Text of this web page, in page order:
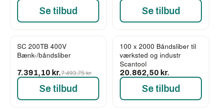
Se tilbud Se tilbud
-1%
SC 200TB 400V
Bænk-/båndsliber
7.391,10 kr.7.493,75 kr.
Se tilbud
100 x 2000 Båndsliber til
værksted og industr
Scantool
20.862,50 kr.
Se tilbud